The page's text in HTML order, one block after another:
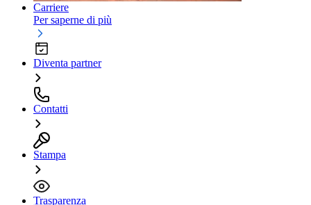
Carriere
Per saperne di più
Diventa partner
Contatti
Stampa
Trasparenza